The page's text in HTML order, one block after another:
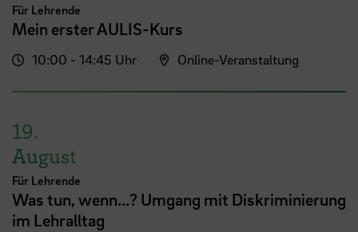
Für Lehrende
Mein erster AULIS-Kurs
10:00 - 14:45 Uhr Online-Veranstaltung
19.
August
Für Lehrende
Was tun, wenn...? Umgang mit Diskriminierung
im Lehralltag